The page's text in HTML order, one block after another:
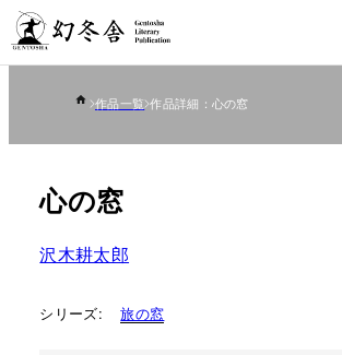
作品一覧 作品詳細：心の窓
心の窓
沢木耕太郎
シリーズ: 旅の窓